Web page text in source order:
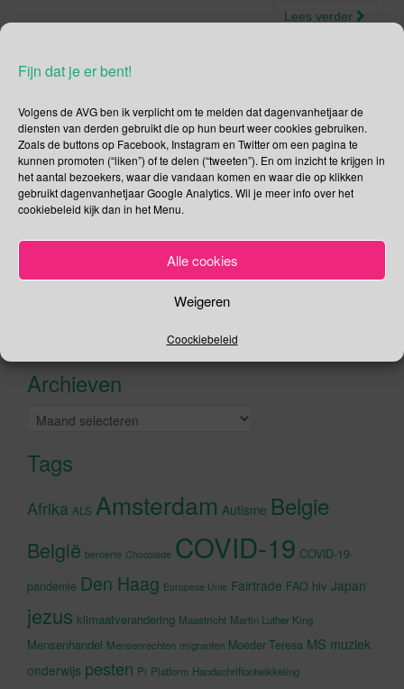
Fijn dat je er bent!
Volgens de AVG ben ik verplicht om te melden dat dagenvanhetjaar de
diensten van derden gebruikt die op hun beurt weer cookies gebruiken.
Zoals de buttons op Facebook, Instagram en Twitter om een pagina te
kunnen promoten (“liken”) of te delen (“tweeten”). En om inzicht te krijgen in
het aantal bezoekers, waar die vandaan komen en waar die op klikken
gebruikt dagenvanhetjaar Google Analytics. Wil je meer info over het
cookiebeleid kijk dan in het Menu.
Alle cookies
Weigeren
Coockiebeleid
Lees verder
Social Media
Je kunt me volgen op
Recente tweetsKlik om marketing cookies te
accepteren en deze inhoud in te
Archieven
Archieven
Tags
Afrika ALS Amsterdam Autisme Belgie
België beroerte Chocolade COVID-19 COVID-19-
pandemie Den Haag Europese Unie Fairtrade FAO hiv Japan
jezus klimaatverandering Maastricht Martin Luther King
Mensenhandel Mensenrechten migranten Moeder Teresa MS muziek
onderwijs pesten Pi Platform Handschriftontwikkeling